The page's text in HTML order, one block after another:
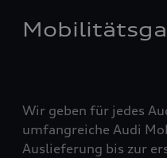
Wir geben für jedes
umfangreiche Audi
Auslieferung bis zur